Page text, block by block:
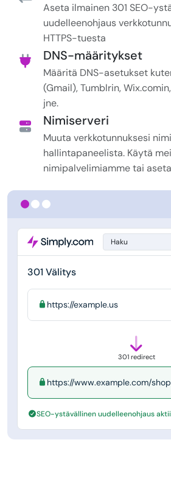
Haku
301 Välitys
https://example.us
301 redirect
https://www.example.com/
SEO-ystävällinen uudelleenohjaus
Aseta ilmainen 301 SEO-
uudelleenohjaus
HTTPS-tuesta
DNS-määritykset
Määritä DNS-asetukset
(Gmail), Tumblrin,
jne.
Nimiserveri
Muuta verkkotunnuksesi
hallintapaneelista. Käytä
nimipalvelimiamme tai